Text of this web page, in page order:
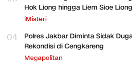
Hok Liong hingga Liem Sioe Liong
iMisteri
04
Polres Jakbar Diminta Sidak
Rekondisi di Cengkareng
Megapolitan